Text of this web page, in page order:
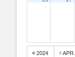
2024 APR.